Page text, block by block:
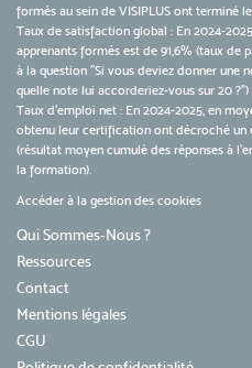
formés au sein de VISIPLUS ont terminé
Taux de satisfaction global : En 2024-
apprenants formés est de 91,6% (taux de
à la question "Si vous deviez donner une
quelle note lui accorderiez-vous sur 20 ?")
Taux d’emploi net : En 2024-2025, en
obtenu leur certification ont décroché un
(résultat moyen cumulé des réponses à
la formation).
Accéder à la gestion des cookies
Qui Sommes-Nous ?
Ressources
Contact
Mentions légales
CGU